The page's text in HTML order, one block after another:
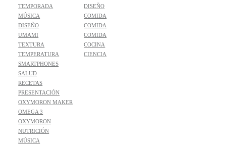
TEMPORADA
MÚSICA
DISEÑO
UMAMI
TEXTURA
TEMPERATURA
SMARTPHONES
SALUD
RECETAS
PRESENTACIÓN
OXYMORON MAKER
OMEGA 3
OXYMORON
NUTRICIÓN
MÚSICA
DISEÑO
COMIDA
COMIDA
COMIDA
COCINA
CIENCIA